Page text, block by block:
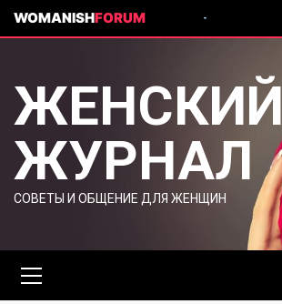
WOMANISHFORUM
ЖЕНСКИЙ
ЖУРНАЛ
СОВЕТЫ И ОБЩЕНИЕ ДЛЯ ЖЕНЩИН